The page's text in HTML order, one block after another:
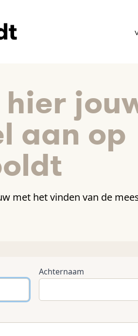
aan op
met het vinden van de
Achternaam